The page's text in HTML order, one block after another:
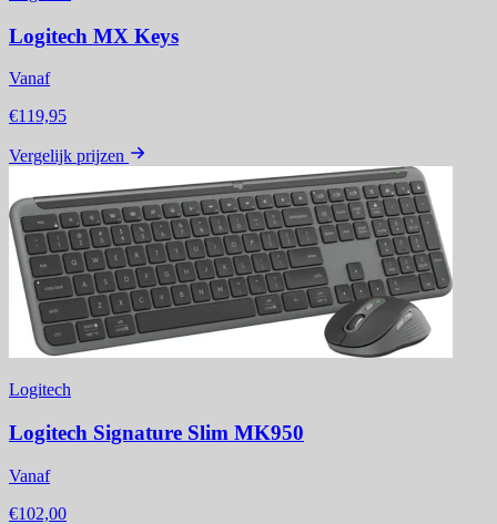
Logitech MX Keys
Vanaf
€119,95
Vergelijk prijzen
Logitech
Logitech Signature Slim MK950
Vanaf
€102,00